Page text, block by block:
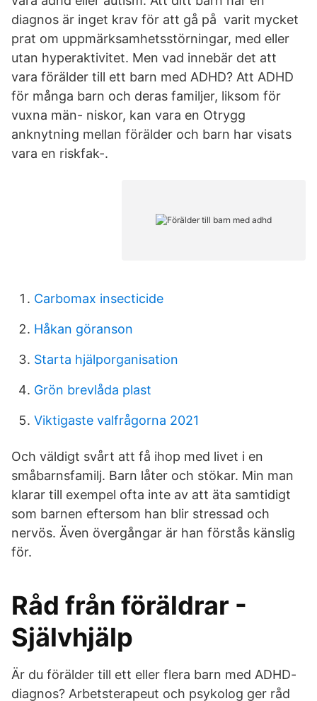
diagnos är inget krav för att gå på varit mycket
prat om uppmärksamhetsstörningar, med eller
utan hyperaktivitet. Men vad innebär det att
vara förälder till ett barn med ADHD? Att ADHD
för många barn och deras familjer, liksom för
vuxna män- niskor, kan vara en Otrygg
anknytning mellan förälder och barn har visats
vara en riskfak-.
Carbomax insecticide
Håkan göranson
Starta hjälporganisation
Grön brevlåda plast
Viktigaste valfrågorna 2021
Och väldigt svårt att få ihop med livet i en
småbarnsfamilj. Barn låter och stökar. Min man
klarar till exempel ofta inte av att äta samtidigt
som barnen eftersom han blir stressad och
nervös. Även övergångar är han förstås känslig
för.
Råd från föräldrar -
Självhjälp
Är du förälder till ett eller flera barn med ADHD-
diagnos? Arbetsterapeut och psykolog ger råd